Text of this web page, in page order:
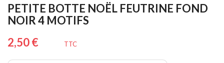
PETITE BOTTE NOËL FEUTRINE FOND
NOIR 4 MOTIFS
2,50 €
TTC